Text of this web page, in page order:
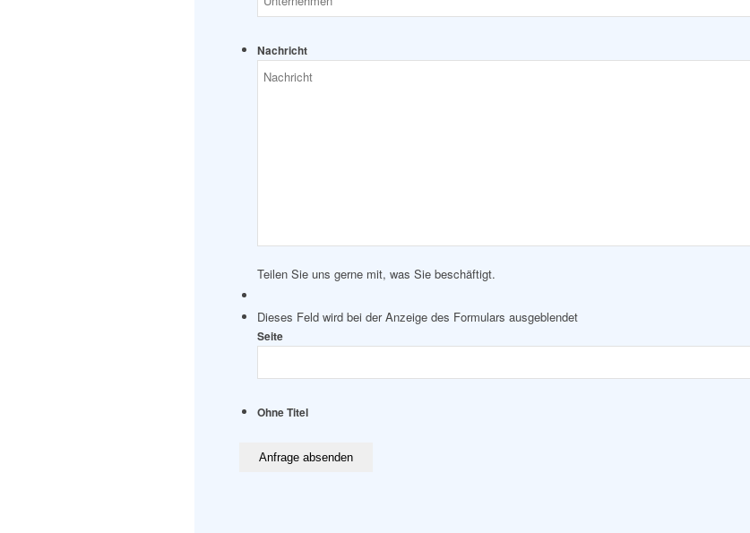
Nachricht
Teilen Sie uns gerne mit, was Sie beschäftigt.
Dieses Feld wird bei der Anzeige des Formulars ausgeblendet
Seite
Ohne Titel